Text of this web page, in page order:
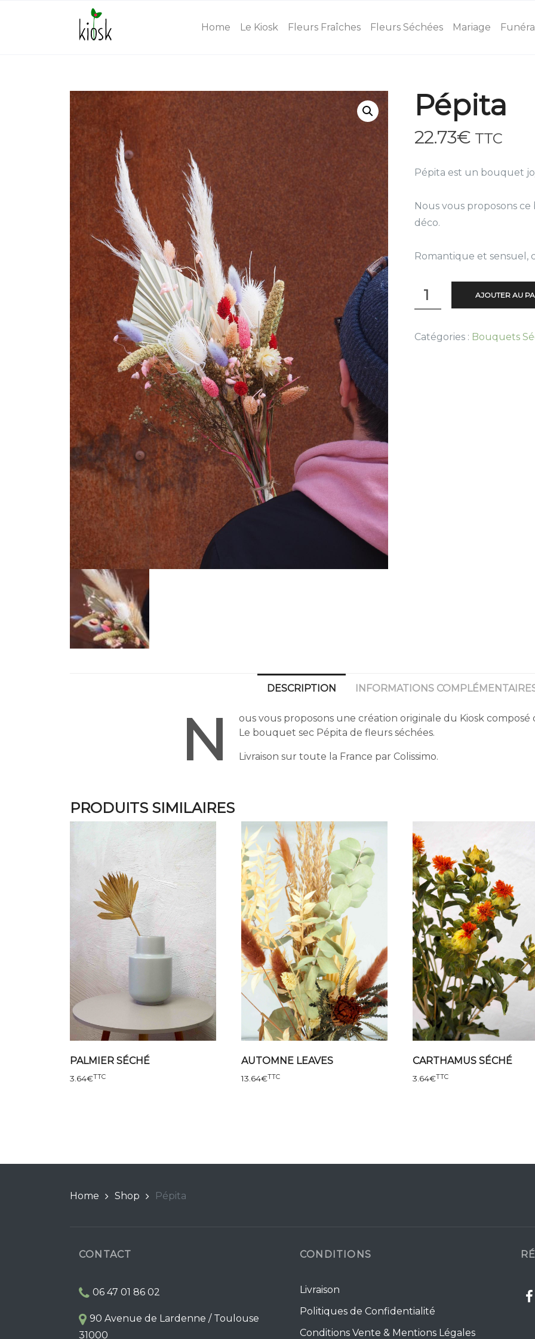
Home Le Kiosk Fleurs Fraîches Fleurs Séchées Mariage
Pépita
22.73€ TTC
Pépita est un bouquet
Nous vous proposons
déco.
Romantique et sensuel,
quantité
de
AJOUTER AU
Catégories : Bouquets
DESCRIPTION INFORMATIONS
N
ous vous proposons une création originale du Kiosk composé
Le bouquet sec Pépita de fleurs séchées.
Livraison sur toute la France par Colissimo.
PRODUITS SIMILAIRES
PALMIER SÉCHÉ
3.64€TTC
AUTOMNE LEAVES
13.64€TTC
CARTHAMUS SÉCHÉ
3.64€TTC
Home Shop Pépita
CONTACT
06 47 01 86 02
90 Avenue de Lardenne / Toulouse
31000
CONDITIONS
Livraison
Politiques de Confidentialité
Conditions Vente & Mentions Légales